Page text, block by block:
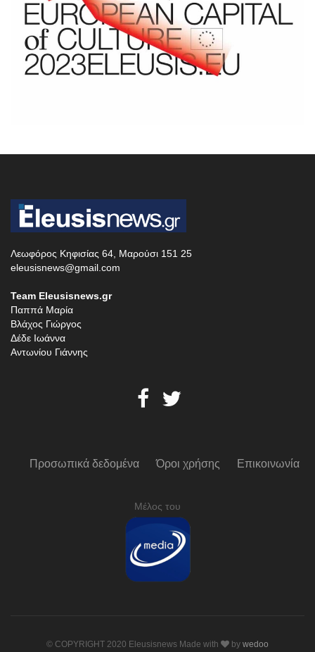
Λεωφόρος Κηφισίας 64, Μαρούσι 151 25
eleusisnews@gmail.com
Team Eleusisnews.gr
Παππά Μαρία
Βλάχος Γιώργος
Δέδε Ιωάννα
Αντωνίου Γιάννης
Προσωπικά δεδομένα Όροι χρήσης Επικοινωνία
Μέλος του
© COPYRIGHT 2020 Eleusisnews Made with by wedoo